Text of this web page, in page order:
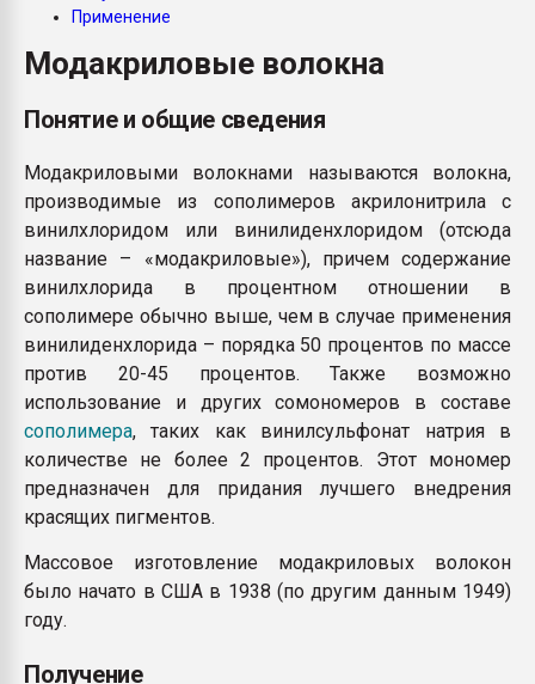
Применение
Модакриловые волокна
Понятие и общие сведения
Модакриловыми волокнами называются волокна,
производимые из сополимеров акрилонитрила с
винилхлоридом или винилиденхлоридом (отсюда
название – «модакриловые»), причем содержание
винилхлорида в процентном отношении в
сополимере обычно выше, чем в случае применения
винилиденхлорида – порядка 50 процентов по массе
против 20-45 процентов. Также возможно
использование и других сомономеров в составе
сополимера, таких как винилсульфонат натрия в
количестве не более 2 процентов. Этот мономер
предназначен для придания лучшего внедрения
красящих пигментов.
Массовое изготовление модакриловых волокон
было начато в США в 1938 (по другим данным 1949)
году.
Получение